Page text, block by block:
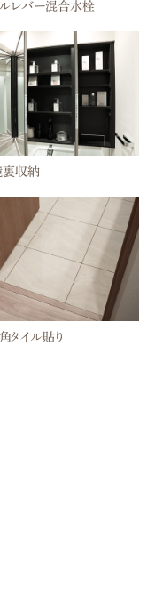
レバー混合水栓
裏収納
タイル貼り